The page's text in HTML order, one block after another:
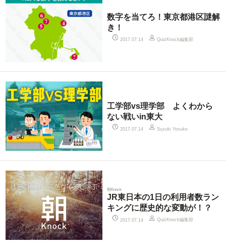
数字を当てろ！東京都港区謎解
き！
2017.07.14 QuizKnock編集部
工学部vs理学部 よくわから
ない戦いin東大
2017.07.14 Suzuki Yosuke
朝Knock
JR東日本の1日の利用者数ラン
キングに歴史的な変動が！？
2017.07.14 QuizKnock編集部